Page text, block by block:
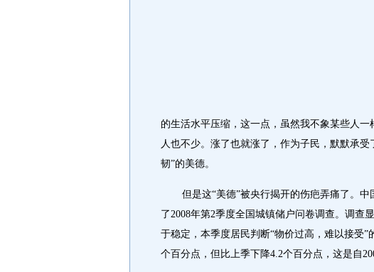
的生活水平压缩，这一点，虽然我不象某些人
人也不少。涨了也就涨了，作为子民，默默承
韧”的美德。
但是这“美德”被央行揭开的伤疤弄痛了。
了2008年第2季度全国城镇储户问卷调查。调查
于稳定，本季度居民判断“物价过高，难以接受”
个百分点，但比上季下降4.2个百分点，这是自